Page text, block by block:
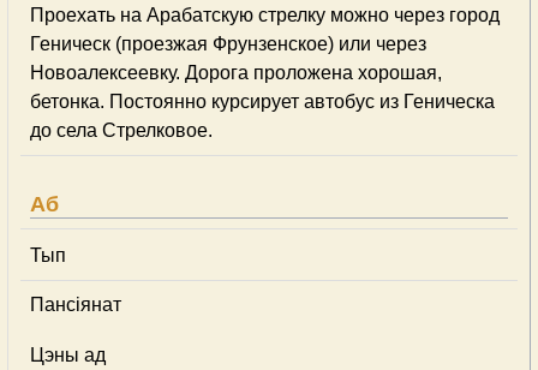
Проехать на Арабатскую стрелку можно через город
Геническ (проезжая Фрунзенское) или через
Новоалексеевку. Дорога проложена хорошая,
бетонка. Постоянно курсирует автобус из Геническа
до села Стрелковое.
Аб
Тып
Пансіянат
Цэны ад